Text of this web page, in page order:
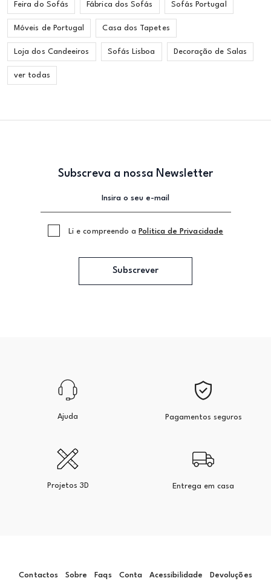
Feira do Sofás Fábrica dos Sofás Sofás Portugal
Móveis de Portugal Casa dos Tapetes
Loja dos Candeeiros Sofás Lisboa Decoração de Salas
ver todas
Subscreva a nossa Newsletter
Li e compreendo a Politica de Privacidade
Subscrever
Ajuda Pagamentos seguros
Projetos 3D Entrega em casa
Contactos Sobre Faqs Conta Acessibilidade Devoluções